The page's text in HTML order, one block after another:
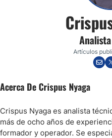
Artículos
Acerca De Crispus Nyaga
Crispus Nyaga es analista
más de ocho años de
formador y operador. Se